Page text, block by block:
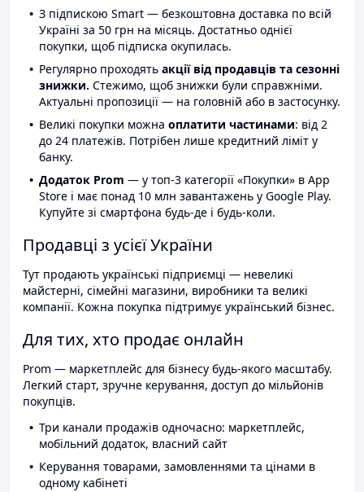
З підпискою Smart — безкоштовна доставка по всій
Україні за 50 грн на місяць. Достатньо однієї
покупки, щоб підписка окупилась.
Регулярно проходять акції від продавців та сезонні
знижки. Стежимо, щоб знижки були справжніми.
Актуальні пропозиції — на головній або в застосунку.
Великі покупки можна оплатити частинами: від 2
до 24 платежів. Потрібен лише кредитний ліміт у
банку.
Додаток Prom — у топ-3 категорії «Покупки» в App
Store і має понад 10 млн завантажень у Google Play.
Купуйте зі смартфона будь-де і будь-коли.
Продавці з усієї України
Тут продають українські підприємці — невеликі
майстерні, сімейні магазини, виробники та великі
компанії. Кожна покупка підтримує український бізнес.
Для тих, хто продає онлайн
Prom — маркетплейс для бізнесу будь-якого масштабу.
Легкий старт, зручне керування, доступ до мільйонів
покупців.
Три канали продажів одночасно: маркетплейс,
мобільний додаток, власний сайт
Керування товарами, замовленнями та цінами в
одному кабінеті